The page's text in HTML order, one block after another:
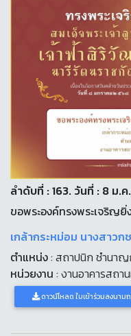
ลำดับที่ : 163. วันที่ : 8 ม.
ขอพระองค์ทรงพระเจริญ
เกล้ากระหม่อม นางสาว
ตำแหน่ง: สถาปนิก ชำนาญ
หน่วยงาน : งานอาคารสถ
ดาวน์โหลด ใบเข้าร่วมลงนาม